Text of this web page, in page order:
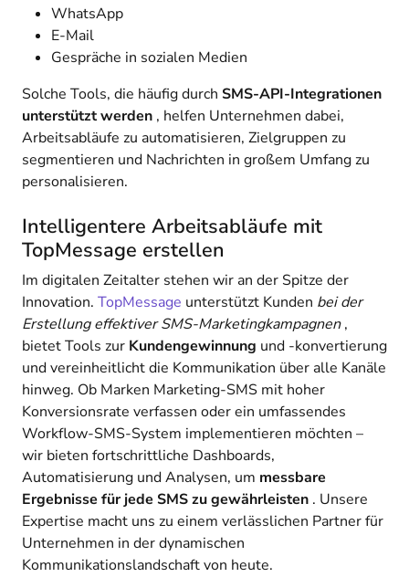
WhatsApp
E-Mail
Gespräche in sozialen Medien
Solche Tools, die häufig durch SMS-API-Integrationen
unterstützt werden , helfen Unternehmen dabei,
Arbeitsabläufe zu automatisieren, Zielgruppen zu
segmentieren und Nachrichten in großem Umfang zu
personalisieren.
Intelligentere Arbeitsabläufe mit
TopMessage erstellen
Im digitalen Zeitalter stehen wir an der Spitze der
Innovation. TopMessage unterstützt Kunden bei der
Erstellung effektiver SMS-Marketingkampagnen,
bietet Tools zur Kundengewinnung und -konvertierung
und vereinheitlicht die Kommunikation über alle Kanäle
hinweg. Ob Marken Marketing-SMS mit hoher
Konversionsrate verfassen oder ein umfassendes
Workflow-SMS-System implementieren möchten –
wir bieten fortschrittliche Dashboards,
Automatisierung und Analysen, um messbare
Ergebnisse für jede SMS zu gewährleisten . Unsere
Expertise macht uns zu einem verlässlichen Partner für
Unternehmen in der dynamischen
Kommunikationslandschaft von heute.